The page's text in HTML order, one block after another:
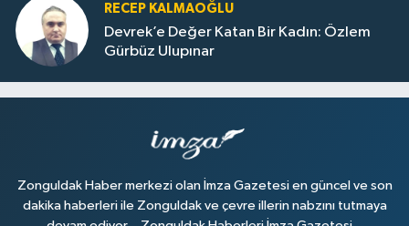
RECEP KALMAOĞLU
Devrek’e Değer Katan Bir Kadın: Özlem
Gürbüz Ulupınar
Zonguldak Haber merkezi olan İmza Gazetesi en güncel ve son
dakika haberleri ile Zonguldak ve çevre illerin nabzını tutmaya